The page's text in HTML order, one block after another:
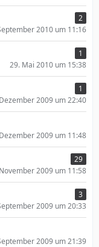
2
2010 um 11:16
1
29. Mai 2010 um 15:38
1
2009 um 22:40
2009 um 11:48
29
2009 um 11:58
3
2009 um 20:33
2009 um 21:39